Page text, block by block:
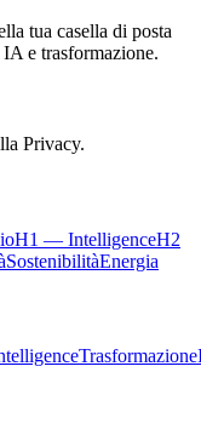
tua casella di posta
e trasformazione.
Privacy.
H1 — IntelligenceH2
SostenibilitàEnergia
Trasformazione